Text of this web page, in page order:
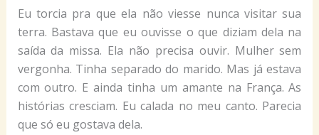
Eu torcia pra que ela não viesse nunca visitar sua
terra. Bastava que eu ouvisse o que diziam dela na
saída da missa. Ela não precisa ouvir. Mulher sem
vergonha. Tinha separado do marido. Mas já estava
com outro. E ainda tinha um amante na França. As
histórias cresciam. Eu calada no meu canto. Parecia
que só eu gostava dela.